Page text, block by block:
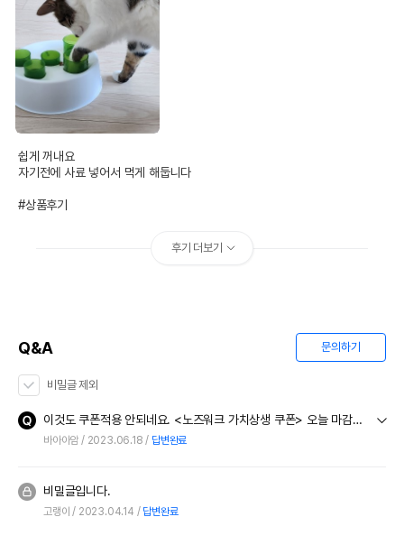
쉽게 꺼내요
자기전에 사료 넣어서 먹게 해둡니다
#상품후기
후기 더보기
Q&A 문의하기
비밀글 제외
이것도 쿠폰적용 안되네요. <노즈워크 가치상생 쿠폰> 오늘 마감인데
바아아암 2023.06.18 답변완료
비밀글입니다.
고랭이 2023.04.14 답변완료